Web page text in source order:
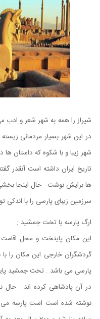
شیراز را همه به شهر شعر و ادب
در این شهر بسیار مردمانی
شهر زیبا و با شکوه که داستان
تاریخ ایران داشته است آنقدر
ها برایش نوشت . حال اینجا
سرزمین زیبای پارسی را با اندکی
ارگ پارسه یا تخت جمشید :
این مکان پایتخت و محل
گردشگران خارجی این مکان را
پارسی می باشد . تخت جمشید
در آن پادشاهی کرده اند . حال